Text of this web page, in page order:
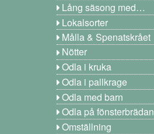
Lång säsong med…
Lokalsorter
Målla & Spenatskrået
Nötter
Odla i kruka
Odla i pallkrage
Odla med barn
Odla på fönsterbrädan
Omställning